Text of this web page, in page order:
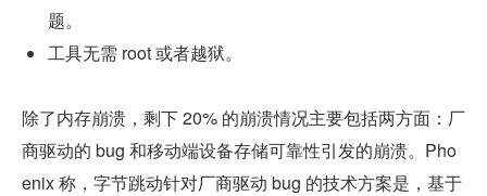
题。
工具无需 root 或者越狱。
除了内存崩溃，剩下 20% 的崩溃情况主要包括两方面：厂
商驱动的 bug 和移动端设备存储可靠性引发的崩溃。Pho
enix 称，字节跳动针对厂商驱动 bug 的技术方案是，基于